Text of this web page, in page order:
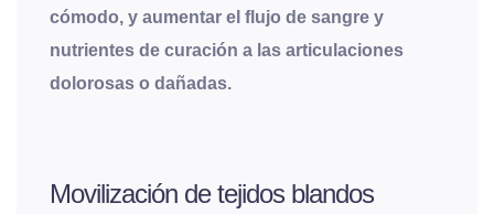
cómodo, y aumentar el flujo de sangre y
nutrientes de curación a las articulaciones
dolorosas o dañadas.
Movilización de tejidos blandos